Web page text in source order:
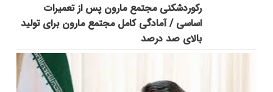
رکوردشکنی مجتمع مارون پس از تعمیرات
اساسی / آمادگی کامل مجتمع مارون برای تولید
بالای صد درصد